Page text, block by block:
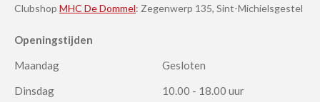
Clubshop MHC De Dommel: Zegenwerp 135, Sint-Michielsgestel
Openingstijden
Maandag
Gesloten
Dinsdag
10.00 - 18.00 uur